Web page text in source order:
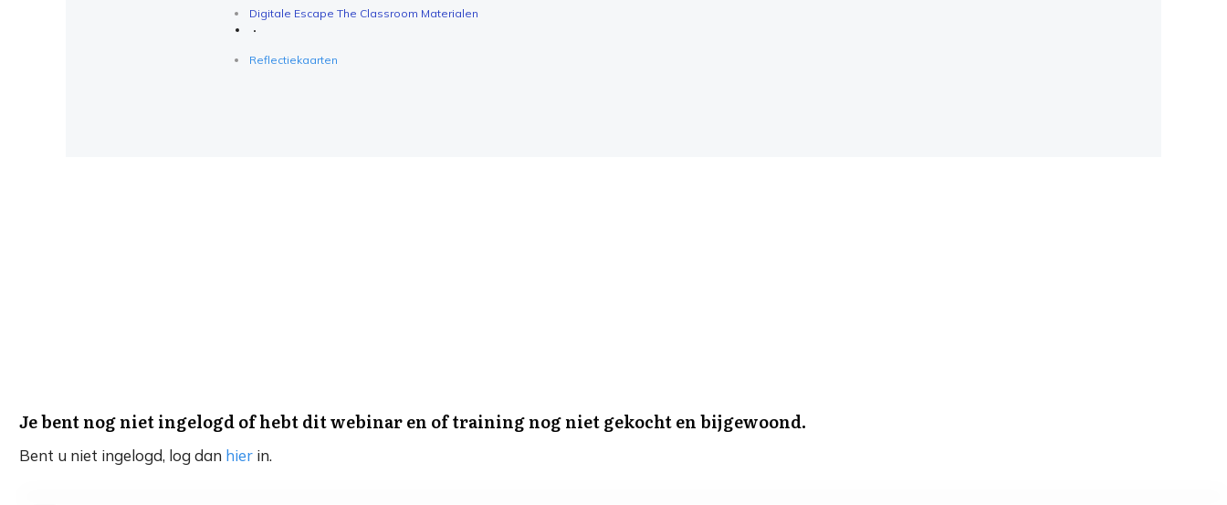
Digitale Escape The Classroom Materialen
Reflectiekaarten
Je bent nog niet ingelogd of hebt dit webinar en of training nog niet gekocht en bijgewoond.
Bent u niet ingelogd, log dan hier in.